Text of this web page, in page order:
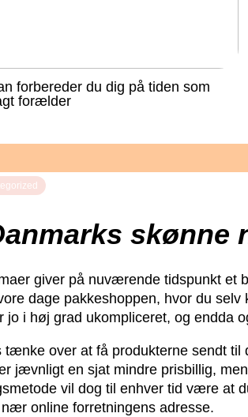
forbereder du dig på tiden som
forælder
skønne
giver på nuværende tidspunkt et
dage pakkeshoppen, hvor du
jo i høj grad ukompliceret, og endda
tænke over at få produkterne sendt til
jævnligt en sjat mindre prisbillig,
vil dog til enhver tid være at
online forretningens adresse.